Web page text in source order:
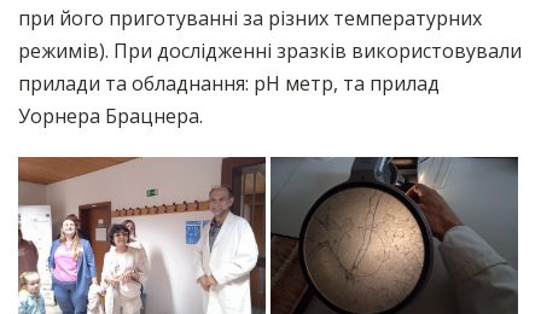
при його приготуванні за різних температурних
режимів). При дослідженні зразків використовували
прилади та обладнання: рН метр, та прилад
Уорнера Брацнера.